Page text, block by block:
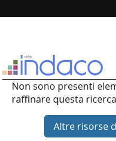
Trova
documento
Non sono presenti
raffinare questa ricerca
Altre risorse